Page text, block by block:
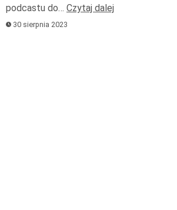
podcastu do… Czytaj dalej
30 sierpnia 2023